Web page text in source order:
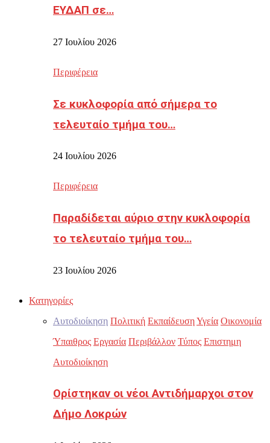
ΕΥΔΑΠ σε…
27 Ιουλίου 2026
Περιφέρεια
Σε κυκλοφορία από σήμερα το
τελευταίο τμήμα του…
24 Ιουλίου 2026
Περιφέρεια
Παραδίδεται αύριο στην κυκλοφορία
το τελευταίο τμήμα του…
23 Ιουλίου 2026
Κατηγορίες
Αυτοδιοίκηση Πολιτική ΕκπαίδευσηΥγεία Οικονομία
Ύπαιθρος Εργασία Περιβάλλον Τύπος Επιστημη
Αυτοδιοίκηση
Ορίστηκαν οι νέοι Αντιδήμαρχοι στον
Δήμο Λοκρών